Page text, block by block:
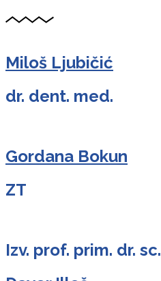
Miloš Ljubičić
dr. dent. med.
Gordana Bokun
ZT
Izv. prof. prim. dr. sc.